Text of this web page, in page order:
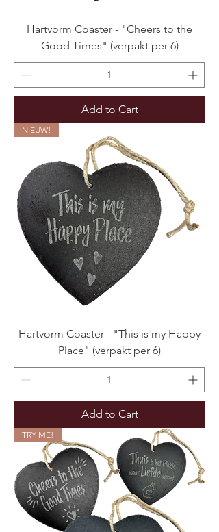
Hartvorm Coaster - "Cheers to the
Good Times" (verpakt per 6)
Add to Cart
NIEUW!
Hartvorm Coaster - "This is my Happy
Place" (verpakt per 6)
Add to Cart
TRY ME!